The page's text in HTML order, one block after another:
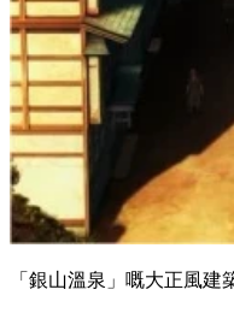
「銀山溫泉」嘅大正風建